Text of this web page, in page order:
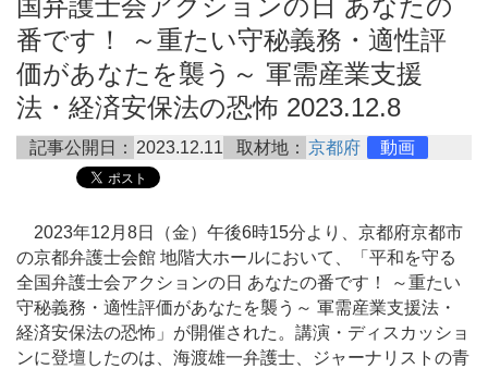
国弁護士会アクションの日 あなたの
番です！ ～重たい守秘義務・適性評
価があなたを襲う～ 軍需産業支援
法・経済安保法の恐怖 2023.12.8
記事公開日： 2023.12.11 取材地： 京都府 動画
2023年12月8日（金）午後6時15分より、京都府京都市
の京都弁護士会館 地階大ホールにおいて、「平和を守る
全国弁護士会アクションの日 あなたの番です！ ～重たい
守秘義務・適性評価があなたを襲う～ 軍需産業支援法・
経済安保法の恐怖」が開催された。講演・ディスカッショ
ンに登壇したのは、海渡雄一弁護士、ジャーナリストの青